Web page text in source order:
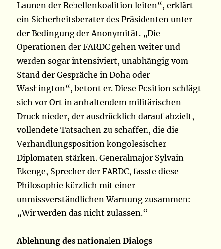
Launen der Rebellenkoalition leiten“, erklärt
ein Sicherheitsberater des Präsidenten unter
der Bedingung der Anonymität. „Die
Operationen der FARDC gehen weiter und
werden sogar intensiviert, unabhängig vom
Stand der Gespräche in Doha oder
Washington“, betont er. Diese Position schlägt
sich vor Ort in anhaltendem militärischen
Druck nieder, der ausdrücklich darauf abzielt,
vollendete Tatsachen zu schaffen, die die
Verhandlungsposition kongolesischer
Diplomaten stärken. Generalmajor Sylvain
Ekenge, Sprecher der FARDC, fasste diese
Philosophie kürzlich mit einer
unmissverständlichen Warnung zusammen:
„Wir werden das nicht zulassen.“
Ablehnung des nationalen Dialogs